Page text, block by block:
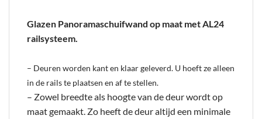
Glazen Panoramaschuifwand op maat met AL24
railsysteem.
– Deuren worden kant en klaar geleverd. U hoeft ze alleen
in de rails te plaatsen en af te stellen.
– Zowel breedte als hoogte van de deur wordt op
maat gemaakt. Zo heeft de deur altijd een minimale